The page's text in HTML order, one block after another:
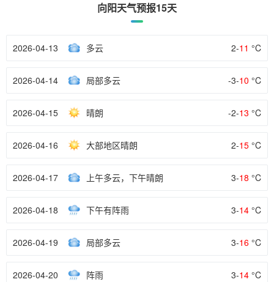
向阳天气预报15天
2026-04-13 多云 2-11 °C
2026-04-14 局部多云 -3-10 °C
2026-04-15 晴朗 -2-13 °C
2026-04-16 大部地区晴朗 2-15 °C
2026-04-17 上午多云，下午晴朗 3-18 °C
2026-04-18 下午有阵雨 3-14 °C
2026-04-19 局部多云 3-16 °C
2026-04-20 阵雨 3-14 °C